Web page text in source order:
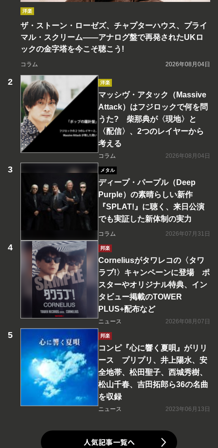
洋楽
ザ・ストーン・ローゼズ、チャプターハウス、プライ
マル・スクリーム――アナログ盤で再発されたUKロ
ックの金字塔を今こそ聴こう!
コラム 2026年08月04日
洋楽
マッシヴ・アタック（Massive
Attack）はフジロックで何を問
うた? 柴那典が〈現地〉と
〈配信〉、2つのレイヤーから
考える
コラム 2026年08月04日
メタル
ディープ・パープル（Deep
Purple）の素晴らしい新作
『SPLAT!』に聴く、来日公演
でも実証した新体制の実力
コラム 2026年07月31日
邦楽
Corneliusがタワレコの〈タワ
ラブ!〉キャンペーンに登場 ポ
スターやオリジナル特典、イン
タビュー掲載のTOWER
PLUS+配布など
ニュース 2026年08月07日
邦楽
コンピ『心に響く夏唄』がリリ
ース プリプリ、井上陽水、安
全地帯、松田聖子、西城秀樹、
松山千春、吉田拓郎ら36の名曲
を収録
ニュース 2023年06月13日
人気記事一覧へ